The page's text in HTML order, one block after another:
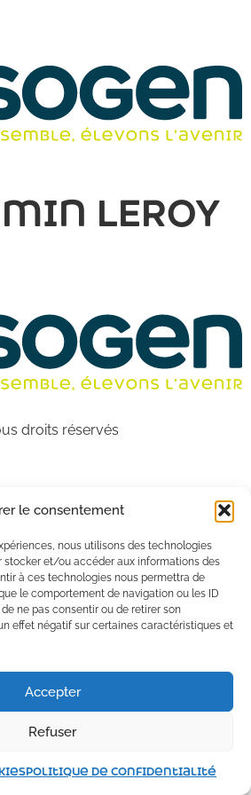
le consentement
nous utilisons des technologies
stocker et/ou accéder aux informations des
à ces technologies nous permettra de
le comportement de navigation ou les ID
ne pas consentir ou de retirer son
effet négatif sur certaines caractéristiques et
Accepter
Refuser
Politique de confidentialité
LEROY
droits réservés